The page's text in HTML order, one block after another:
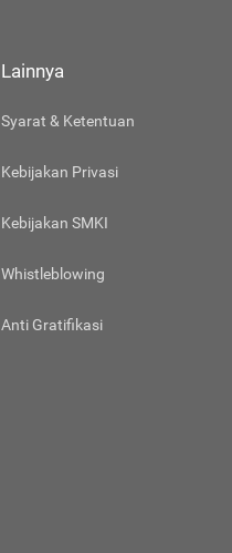
Lainnya
Syarat & Ketentuan
Kebijakan Privasi
Kebijakan SMKI
Whistleblowing
Anti Gratifikasi